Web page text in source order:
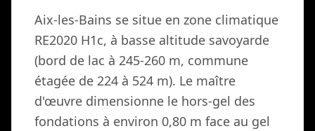
Aix-les-Bains se situe en zone climatique
RE2020 H1c, à basse altitude savoyarde
(bord de lac à 245-260 m, commune
étagée de 224 à 524 m). Le maître
d'œuvre dimensionne le hors-gel des
fondations à environ 0,80 m face au gel